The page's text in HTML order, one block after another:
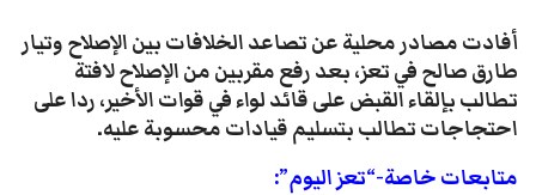
أفادت مصادر محلية عن تصاعد الخلافات بين الإصلاح وتيار
طارق صالح في تعز، بعد رفع مقربين من الإصلاح لافتة
تطالب بإلقاء القبض على قائد لواء في قوات الأخير، ردا على
احتجاجات تطالب بتسليم قيادات محسوبة عليه.
متابعات خاصة-“تعز اليوم”: